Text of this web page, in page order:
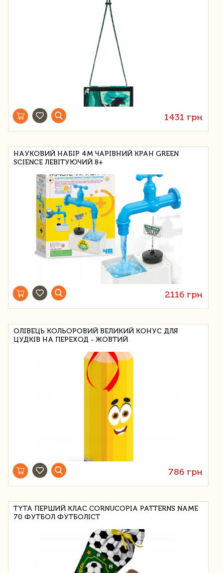
1431 грн
НАУКОВИЙ НАБІР 4M ЧАРІВНИЙ КРАН GREEN
SCIENCE ЛЕВІТУЮЧИЙ 8+
2116 грн
ОЛІВЕЦЬ КОЛЬОРОВИЙ ВЕЛИКИЙ КОНУС ДЛЯ
ЦУДКІВ НА ПЕРЕХОД - ЖОВТИЙ
786 грн
TYTA ПЕРШИЙ КЛАС CORNUCOPIA PATTERNS NAME
70 ФУТБОЛ ФУТБОЛІСТ